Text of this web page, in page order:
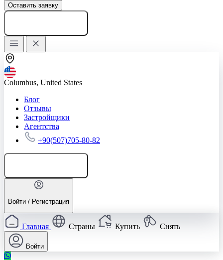
Оставить заявку
Columbus, United States
Блог
Отзывы
Застройщики
Агентства
+90(507)705-80-82
Войти / Регистрация
Главная Страны Купить Снять
Войти